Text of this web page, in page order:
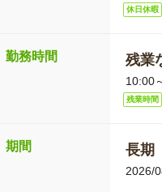
休日休暇
勤務時間 残業
10:00
残業時間
期間 長期
2026/